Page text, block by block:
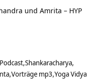
und Amrita – HYP
Podcast Shankaracharya
Vorträge mp3 Yoga Vidya